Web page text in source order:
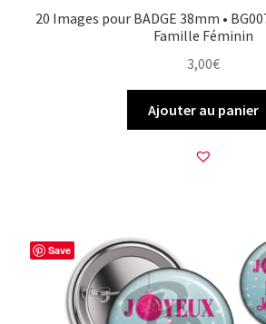
20 Images pour BADGE 38mm •
Famille Féminin
3,00€
Ajouter au panier
Save